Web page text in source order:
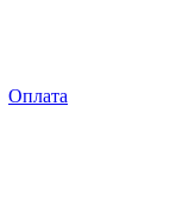
Оплата